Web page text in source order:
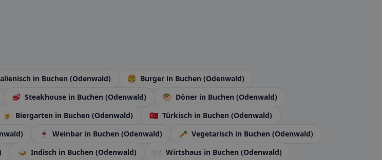
in Buchen (Odenwald) 🍔 Burger in Buchen (Odenwald)
🥩 Steakhouse in Buchen (Odenwald) 🥙 Döner in Buchen (Odenwald)
🍺 Biergarten in Buchen (Odenwald) 🇹🇷 Türkisch in Buchen (Odenwald)
🍷 Weinbar in Buchen (Odenwald) 🥕 Vegetarisch in Buchen (Odenwald)
🍛 Indisch in Buchen (Odenwald) 🍽️ Wirtshaus in Buchen (Odenwald)